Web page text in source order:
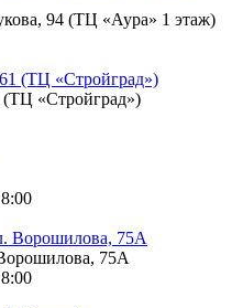
94 (ТЦ «Аура» 1 этаж)
«Стройград»)
75А